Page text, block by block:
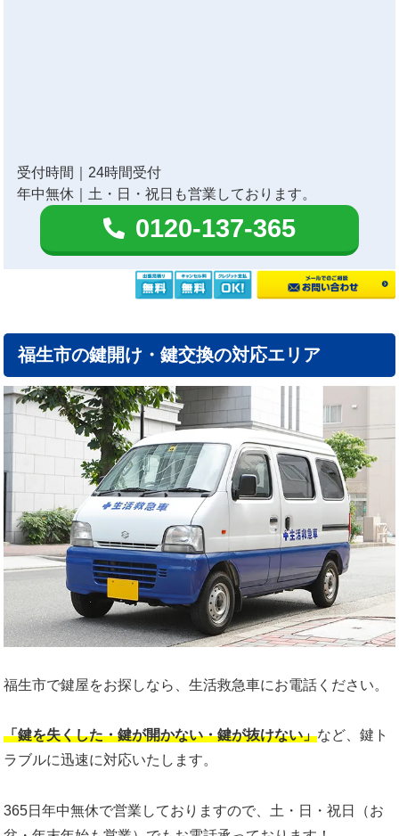
受付時間｜24時間受付
年中無休｜土・日・祝日も営業しております。
0120-137-365
福生市の鍵開け・鍵交換の対応エリア
福生市で鍵屋をお探しなら、生活救急車にお電話ください。
「鍵を失くした・鍵が開かない・鍵が抜けない」など、鍵ト
ラブルに迅速に対応いたします。
365日年中無休で営業しておりますので、土・日・祝日（お